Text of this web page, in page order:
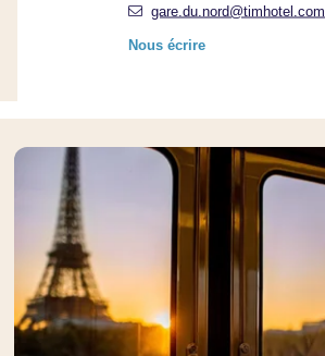
gare.du.nord@timhotel.com
Nous écrire